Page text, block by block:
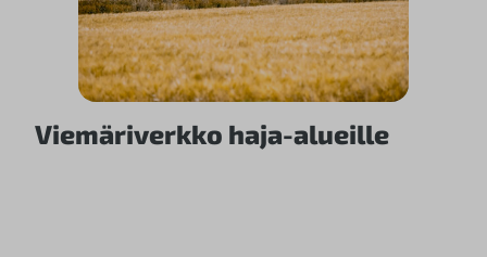
Viemäriverkko haja-alueille